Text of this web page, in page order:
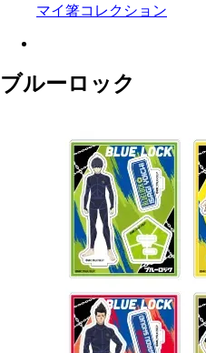
マイ箸コレクション
ブルーロック